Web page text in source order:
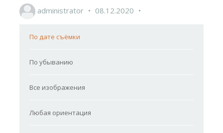
administrator 08.12.2020
По дате съёмки
По убыванию
Все изображения
Любая ориентация